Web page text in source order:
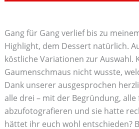
Gang für Gang verlief bis zu
Highlight, dem Dessert natürlich.
köstliche Variationen zur Auswahl.
Gaumenschmaus nicht wusste,
Dank unserer ausgesprochen
alle drei – mit der Begründung, alle
abzufotografieren und sie hatte
hättet ihr euch wohl entschieden?